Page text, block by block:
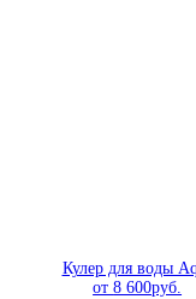
Кулер для воды
от8 600руб.